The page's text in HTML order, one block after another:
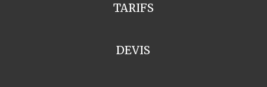
TARIFS
DEVIS